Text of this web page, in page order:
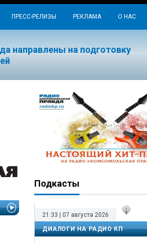
ПРЕСС-РЕЛИЗЫ РЕКЛАМА О НАС
направлены на подготовку
Подкасты
21:33 | 07 августа 2026
ДИАЛОГИ НА РАДИО КП